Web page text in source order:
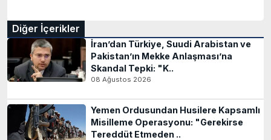
Diğer İçerikler
İran’dan Türkiye, Suudi Arabistan ve
Pakistan’ın Mekke Anlaşması’na
Skandal Tepki: "K..
08 Ağustos 2026
Yemen Ordusundan Husilere Kapsamlı
Misilleme Operasyonu: "Gerekirse
Tereddüt Etmeden ..